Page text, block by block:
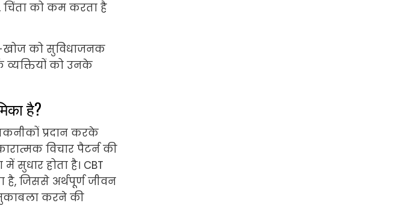
चिंता को कम करता है
खोज को सुविधाजनक
व्यक्तियों को उनके
है?
प्रदान करके
विचार पैटर्न की
होता है। CBT
है, जिससे अर्थपूर्ण जीवन
करने की